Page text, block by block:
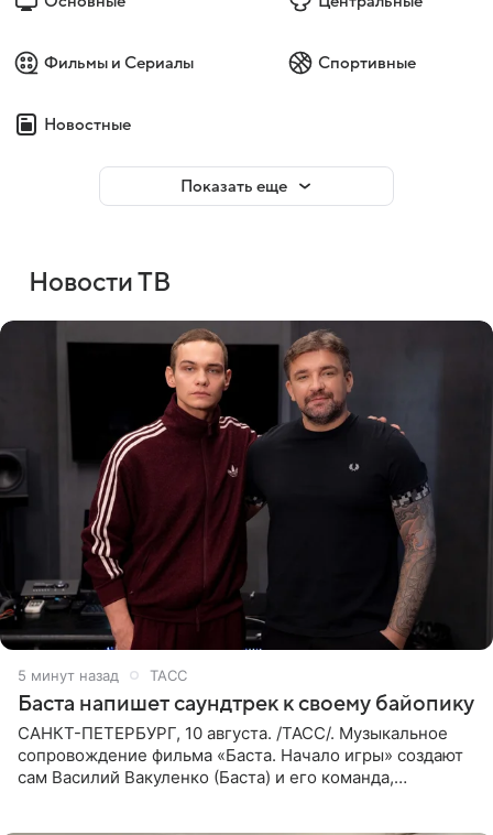
Фильмы и Сериалы Спортивные
Новостные
Показать еще
Новости ТВ
6 минут назад ТАСС
Баста напишет саундтрек к своему байопику
САНКТ-ПЕТЕРБУРГ, 10 августа. /ТАСС/. Музыкальное
сопровождение фильма «Баста. Начало игры» создают
сам Василий Вакуленко (Баста) и его команда,